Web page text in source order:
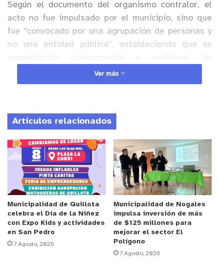
Según el documento del organismo contralor, el
acto no fue impulsado por el municipio, sino que
fue “convocado por una agrupación de personas y
no una entidad pública”, estableciendo que su
particulares. Asimismo, se precisa que la
autorización para la realización de la actividad fue
de la Seremi de Transportes, sin intervención
municipal.
Anuncio Patrocinado
La denuncia había sido presentada en septiembre
de 2025 por la Fundación Fuerza Ciudadana,
apuntando a un eventual uso de recursos y
personal municipal. Sin embargo, el análisis de
Contraloría no detectó autorizaciones del
municipio para el uso de bienes municipales ni
para la participación de funcionarios en la
Ver más
Artículos relacionados
Municipalidad de Quillota
celebra el Día de la Niñez
con Expo Kids y actividades
en San Pedro
7 Agosto, 2026
Municipalidad de Nogales
impulsa inversión de más
de $125 millones para
mejorar el sector El
Polígono
7 Agosto, 2026